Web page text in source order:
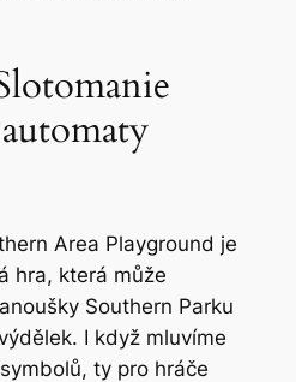
Area Playground je
hra, která může
Southern Parku
I když mluvíme
ty pro hráče